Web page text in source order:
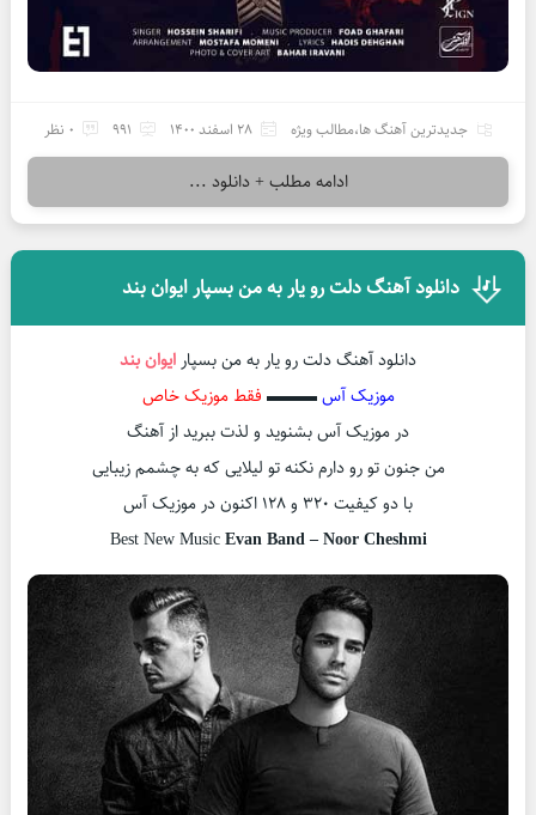
جدیدترین آهنگ ها،مطالب ویژه 28 اسفند 1400 991 0 نظر
ادامه مطلب + دانلود ...
دانلود آهنگ دلت رو یار به من بسپار ایوان بند
دانلود آهنگ دلت رو یار به من بسپارایوان بند
موزیک آس▬▬▬ فقط موزیک خاص
در موزیک آس بشنوید و لذت ببرید از آهنگ
من جنون تو رو دارم نکنه تو لیلایی که به چشمم زیبایی
با دو کیفیت ۳۲۰ و ۱۲۸ اکنون در موزیک آس
Best New MusicEvan Band – Noor Cheshmi